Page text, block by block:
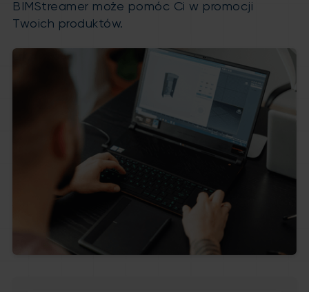
BIMStreamer może pomóc Ci w promocji
Twoich produktów.